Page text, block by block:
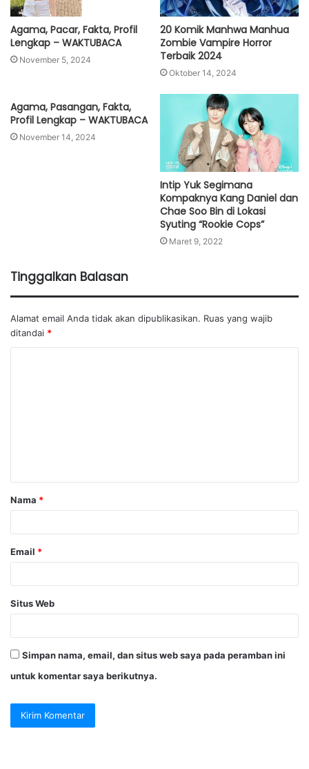
Agama, Pacar, Fakta, Profil
Lengkap – WAKTUBACA
November 5, 2024
20 Komik Manhwa Manhua
Zombie Vampire Horror
Terbaik 2024
Oktober 14, 2024
Agama, Pasangan, Fakta,
Profil Lengkap – WAKTUBACA
November 14, 2024
Intip Yuk Segimana
Kompaknya Kang Daniel dan
Chae Soo Bin di Lokasi
Syuting “Rookie Cops”
Maret 9, 2022
Tinggalkan Balasan
Alamat email Anda tidak akan dipublikasikan. Ruas yang wajib
ditandai *
a
r
Nama *
Email *
Situs Web
Simpan nama, email, dan situs web saya pada peramban ini
untuk komentar saya berikutnya.